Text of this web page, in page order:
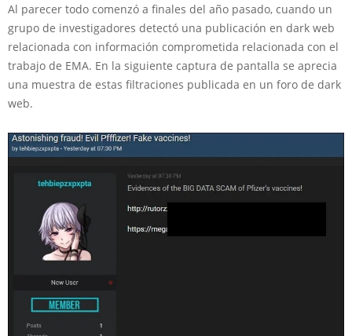
Al parecer todo comenzó a finales del año pasado, cuando un
grupo de investigadores detectó una publicación en dark web
relacionada con información comprometida relacionada con el
trabajo de EMA. En la siguiente captura de pantalla se aprecia
una muestra de estas filtraciones publicada en un foro de dark
web.